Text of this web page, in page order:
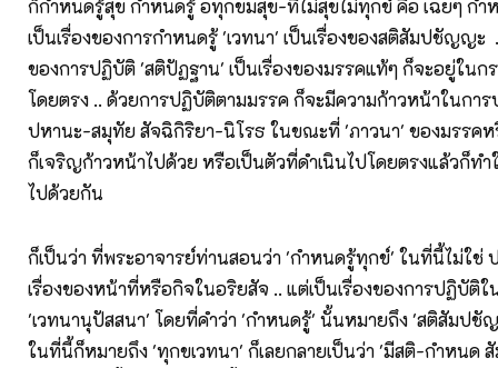
ก็กำหนดรู้สุข กำหนดรู้ อทุกขมสุข-ที่ไม่สุขไม่ทุกข์ คือ เฉยๆ ก
เป็นเรื่องของการกำหนดรู้ 'เวทนา' เป็นเรื่องของสติสัมปชัญญะ
ของการปฏิบัติ 'สติปัฏฐาน' เป็นเรื่องของมรรคแท้ๆ ก็จะอยู่ใน
โดยตรง .. ด้วยการปฏิบัติตามมรรค ก็จะมีความก้าวหน้าในก
ปหานะ-สมุทัย สัจฉิกิริยา-นิโรธ ในขณะที่ 'ภาวนา' ของมรรคห
ก็เจริญก้าวหน้าไปด้วย หรือเป็นตัวที่ดำเนินไปโดยตรงแล้วก็ท
ไปด้วยกัน
ก็เป็นว่า ที่พระอาจารย์ท่านสอนว่า 'กำหนดรู้ทุกข์' ในที่นี้ไม่ใช่
เรื่องของหน้าที่หรือกิจในอริยสัจ .. แต่เป็นเรื่องของการปฏิบัติ
'เวทนานุปัสสนา' โดยที่คำว่า 'กำหนดรู้' นั้นหมายถึง 'สติสัมป
ในที่นี้ก็หมายถึง 'ทุกขเวทนา' ก็เลยกลายเป็นว่า 'มีสติ-กำหน